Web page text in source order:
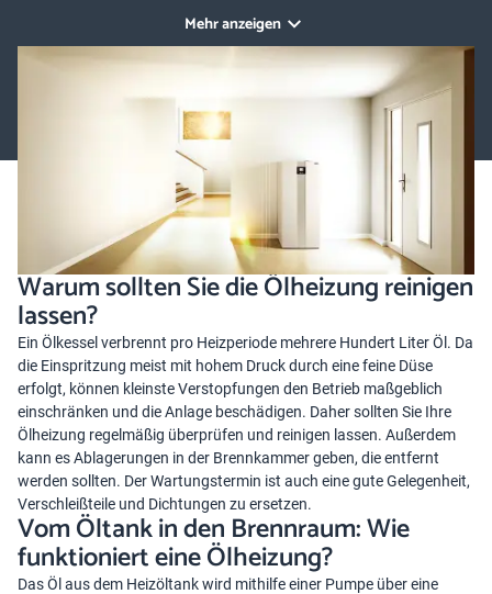
Ölheizung selten bis gar nicht säubern, wird die Anlage störanfällig
und kann nicht mehr die volle Leistung erbringen. Im folgenden
Ratgeberartikel erklären wir Ihnen, wie Experten eine Ölheizung
reinigen und was dabei zu beachten ist.
Mehr anzeigen
Warum sollten Sie die Ölheizung reinigen
lassen?
Ein Ölkessel verbrennt pro Heizperiode mehrere Hundert Liter Öl. Da
die Einspritzung meist mit hohem Druck durch eine feine Düse
erfolgt, können kleinste Verstopfungen den Betrieb maßgeblich
einschränken und die Anlage beschädigen. Daher sollten Sie Ihre
Ölheizung regelmäßig überprüfen und reinigen lassen. Außerdem
kann es Ablagerungen in der Brennkammer geben, die entfernt
werden sollten. Der Wartungstermin ist auch eine gute Gelegenheit,
Verschleißteile und Dichtungen zu ersetzen.
Vom Öltank in den Brennraum: Wie
funktioniert eine Ölheizung?
Das Öl aus dem Heizöltank wird mithilfe einer Pumpe über eine